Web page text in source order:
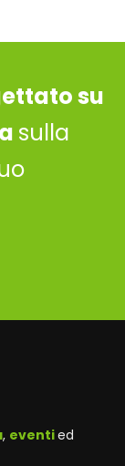
su
sulla
, eventied